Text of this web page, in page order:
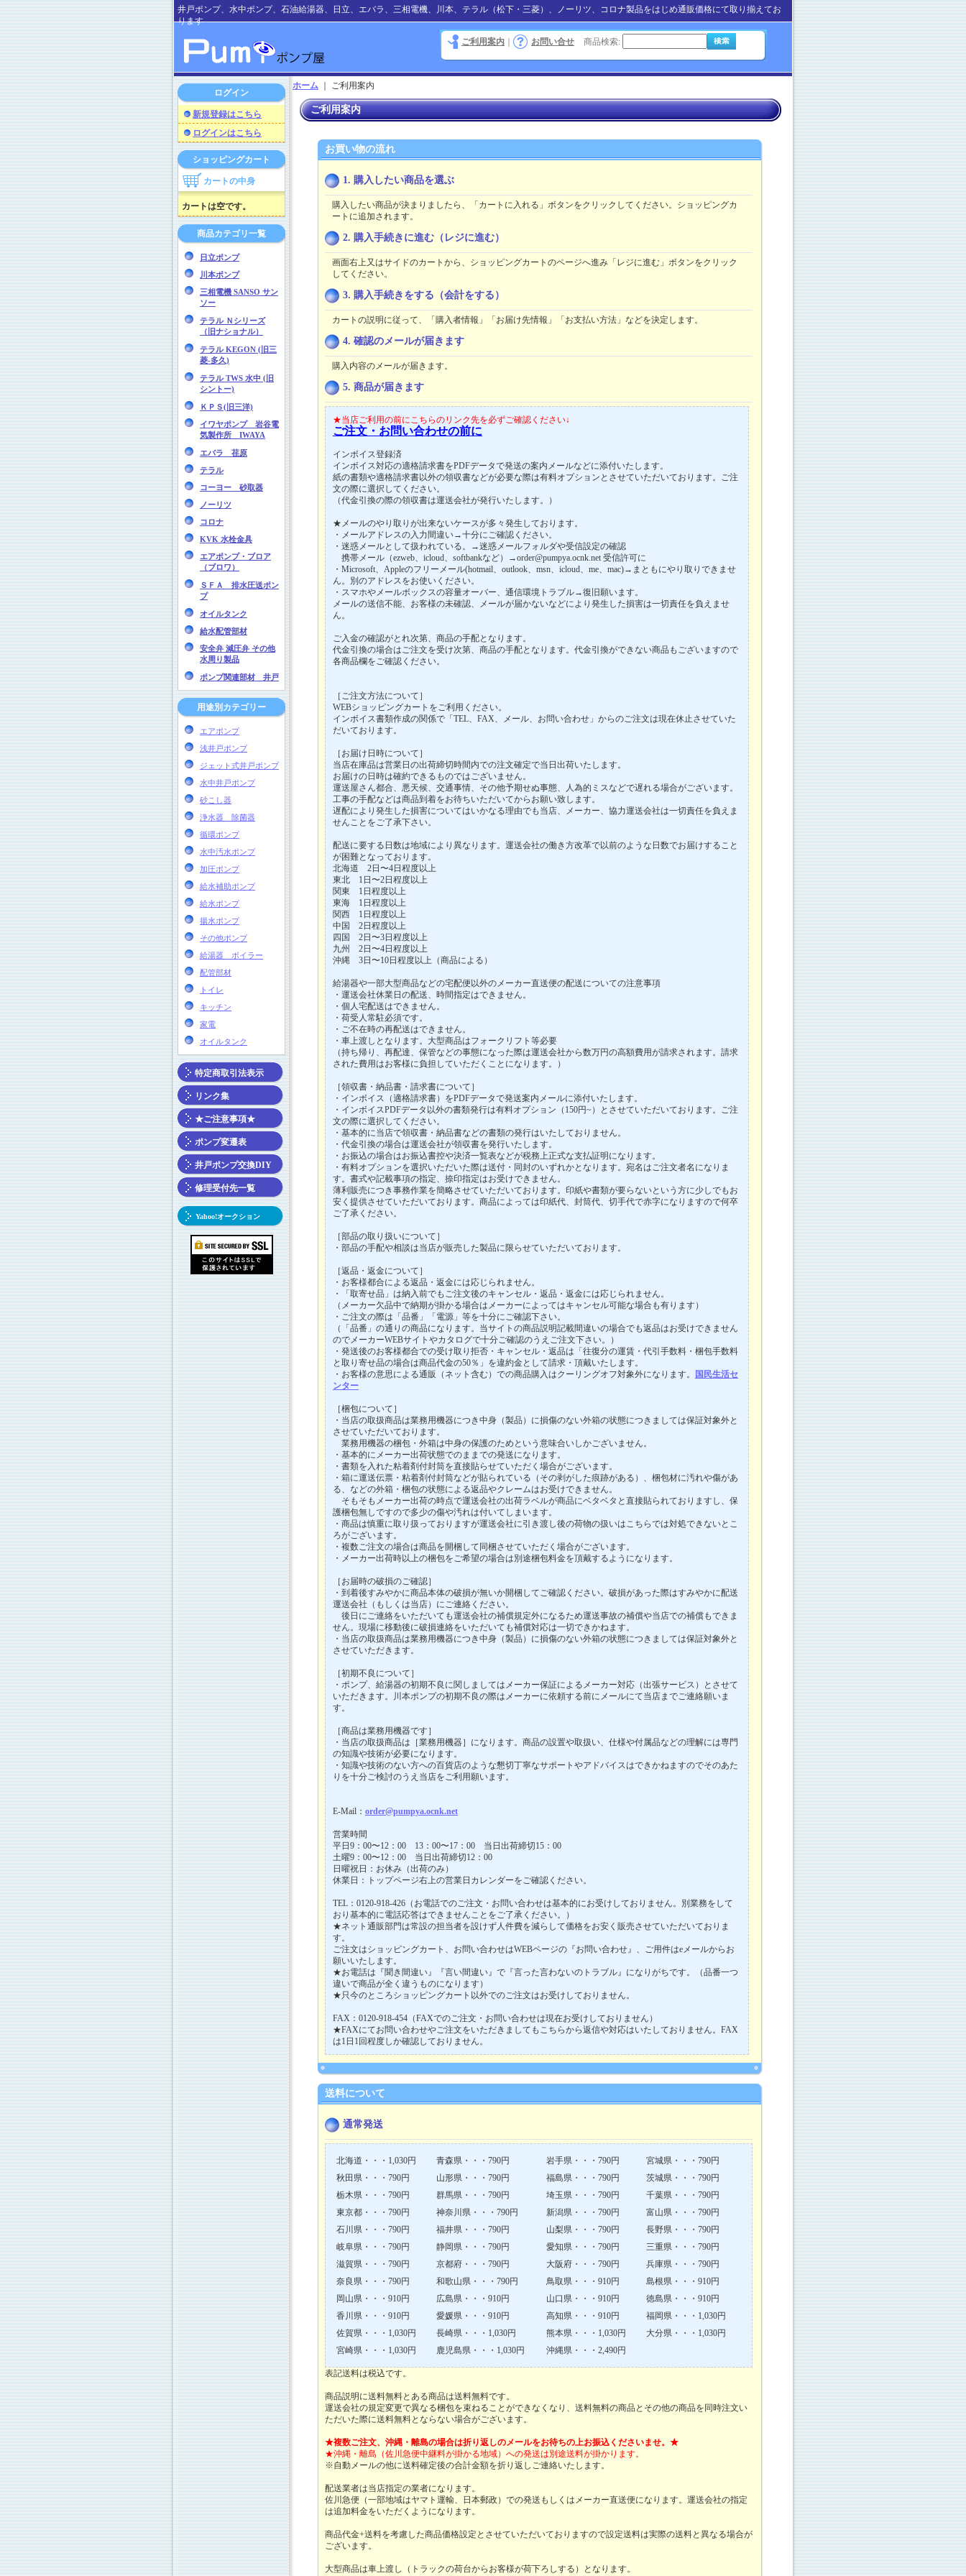
井戸ポンプ、水中ポンプ、石油給湯器、日立、エバラ、三相電機、川本、テラル（松下・三菱）、ノーリツ、コロナ製品をはじめ通販価格にて取り揃えてお
ります
ご利用案内 ｜ お問い合せ 商品検索:
ログイン
新規登録はこちら
ログインはこちら
ショッピングカート
カートの中身
カートは空です。
商品カテゴリ一覧
日立ポンプ
川本ポンプ
三相電機 SANSO サン
ソー
テラル Ｎシリーズ
（旧ナショナル）
テラル KEGON (旧三
菱-多久)
テラル TWS 水中 (旧
シントー)
ＫＰＳ(旧三洋)
イワヤポンプ 岩谷電
気製作所 IWAYA
エバラ 荏原
テラル
コーヨー 砂取器
ノーリツ
コロナ
KVK 水栓金具
エアポンプ・ブロア
（ブロワ）
ＳＦＡ 排水圧送ポン
プ
オイルタンク
給水配管部材
安全弁 減圧弁 その他
水周り製品
ポンプ関連部材 井戸
用途別カテゴリー
エアポンプ
浅井戸ポンプ
ジェット式井戸ポンプ
水中井戸ポンプ
砂こし器
浄水器 除菌器
循環ポンプ
水中汚水ポンプ
加圧ポンプ
給水補助ポンプ
給水ポンプ
揚水ポンプ
その他ポンプ
給湯器 ボイラー
配管部材
トイレ
キッチン
家電
オイルタンク
特定商取引法表示
リンク集
★ご注意事項★
ポンプ変遷表
井戸ポンプ交換DIY
修理受付先一覧
Yahoo!オークション
ホーム ご利用案内
ご利用案内
お買い物の流れ
1. 購入したい商品を選ぶ
購入したい商品が決まりましたら、「カートに入れる」ボタンをクリックしてください。ショッピングカ
ートに追加されます。
2. 購入手続きに進む（レジに進む）
画面右上又はサイドのカートから、ショッピングカートのページへ進み「レジに進む」ボタンをクリック
してください。
3. 購入手続きをする（会計をする）
カートの説明に従って、「購入者情報」「お届け先情報」「お支払い方法」などを決定します。
4. 確認のメールが届きます
購入内容のメールが届きます。
5. 商品が届きます
★当店ご利用の前にこちらのリンク先を必ずご確認ください↓
ご注文・お問い合わせの前に
インボイス登録済
インボイス対応の適格請求書をPDFデータで発送の案内メールなどに添付いたします。
紙の書類や適格請求書以外の領収書などが必要な際は有料オプションとさせていただいております。ご注
文の際に選択してください。
（代金引換の際の領収書は運送会社が発行いたします。）
★メールのやり取りが出来ないケースが多々発生しております。
・メールアドレスの入力間違い→十分にご確認ください。
・迷惑メールとして扱われている。→迷惑メールフォルダや受信設定の確認
携帯メール（ezweb、icloud、softbankなど）→order@pumpya.ocnk.net 受信許可に
・Microsoft、Appleのフリーメール(hotmail、outlook、msn、icloud、me、mac)→まともにやり取りできませ
ん。別のアドレスをお使いください。
・スマホやメールボックスの容量オーバー、通信環境トラブル→復旧願います。
メールの送信不能、お客様の未確認、メールが届かないなどにより発生した損害は一切責任を負えませ
ん。
ご入金の確認がとれ次第、商品の手配となります。
代金引換の場合はご注文を受け次第、商品の手配となります。代金引換ができない商品もございますので
各商品欄をご確認ください。
［ご注文方法について］
WEBショッピングカートをご利用ください。
インボイス書類作成の関係で「TEL、FAX、メール、お問い合わせ」からのご注文は現在休止させていた
だいております。
［お届け日時について］
当店在庫品は営業日の出荷締切時間内での注文確定で当日出荷いたします。
お届けの日時は確約できるものではございません。
運送屋さん都合、悪天候、交通事情、その他予期せぬ事態、人為的ミスなどで遅れる場合がございます。
工事の手配などは商品到着をお待ちいただいてからお願い致します。
遅配により発生した損害についてはいかなる理由でも当店、メーカー、協力運送会社は一切責任を負えま
せんことをご了承下さい。
配送に要する日数は地域により異なります。運送会社の働き方改革で以前のような日数でお届けすること
が困難となっております。
北海道 2日〜4日程度以上
東北 1日〜2日程度以上
関東 1日程度以上
東海 1日程度以上
関西 1日程度以上
中国 2日程度以上
四国 2日〜3日程度以上
九州 2日〜4日程度以上
沖縄 3日〜10日程度以上（商品による）
給湯器や一部大型商品などの宅配便以外のメーカー直送便の配送についての注意事項
・運送会社休業日の配送、時間指定はできません。
・個人宅配送はできません。
・荷受人常駐必須です。
・ご不在時の再配送はできません。
・車上渡しとなります。大型商品はフォークリフト等必要
（持ち帰り、再配達、保管などの事態になった際は運送会社から数万円の高額費用が請求されます。請求
された費用はお客様に負担していただくことになります。）
［領収書・納品書・請求書について］
・インボイス（適格請求書）をPDFデータで発送案内メールに添付いたします。
・インボイスPDFデータ以外の書類発行は有料オプション（150円~）とさせていただいております。ご注
文の際に選択してください。
・基本的に当店で領収書・納品書などの書類の発行はいたしておりません。
・代金引換の場合は運送会社が領収書を発行いたします。
・お振込の場合はお振込書控や決済一覧表などが税務上正式な支払証明になります。
・有料オプションを選択いただいた際は送付・同封のいずれかとなります。宛名はご注文者名になりま
す。書式や記載事項の指定、捺印指定はお受けできません。
薄利販売につき事務作業を簡略させていただいております。印紙や書類が要らないという方に少しでもお
安く提供させていただいております。商品によっては印紙代、封筒代、切手代で赤字になりますので何卒
ご了承ください。
［部品の取り扱いについて］
・部品の手配や相談は当店が販売した製品に限らせていただいております。
［返品・返金について］
・お客様都合による返品・返金には応じられません。
・「取寄せ品」は納入前でもご注文後のキャンセル・返品・返金には応じられません。
（メーカー欠品中で納期が掛かる場合はメーカーによってはキャンセル可能な場合も有ります）
・ご注文の際は「品番」「電源」等を十分にご確認下さい。
（「品番」の通りの商品になります。当サイトの商品説明記載間違いの場合でも返品はお受けできません
のでメーカーWEBサイトやカタログで十分ご確認のうえご注文下さい。）
・発送後のお客様都合での受け取り拒否・キャンセル・返品は「往復分の運賃・代引手数料・梱包手数料
と取り寄せ品の場合は商品代金の50％」を違約金として請求・頂戴いたします。
・お客様の意思による通販（ネット含む）での商品購入はクーリングオフ対象外になります。
国民生活セ
ンター
［梱包について］
・当店の取扱商品は業務用機器につき中身（製品）に損傷のない外箱の状態につきましては保証対象外と
させていただいております。
業務用機器の梱包・外箱は中身の保護のためという意味合いしかございません。
・基本的にメーカー出荷状態でのままでの発送になります。
・書類を入れた粘着剤付封筒を直接貼らせていただく場合がございます。
・箱に運送伝票・粘着剤付封筒などが貼られている（その剥がした痕跡がある）、梱包材に汚れや傷があ
る、などの外箱・梱包の状態による返品やクレームはお受けできません。
そもそもメーカー出荷の時点で運送会社の出荷ラベルが商品にベタベタと直接貼られておりますし、保
護梱包無しですので多少の傷や汚れは付いてしまいます。
・商品は慎重に取り扱っておりますが運送会社に引き渡し後の荷物の扱いはこちらでは対処できないとこ
ろがございます。
・複数ご注文の場合は商品を開梱して同梱させていただく場合がございます。
・メーカー出荷時以上の梱包をご希望の場合は別途梱包料金を頂戴するようになります。
［お届時の破損のご確認］
・到着後すみやかに商品本体の破損が無いか開梱してご確認ください。破損があった際はすみやかに配送
運送会社（もしくは当店）にご連絡ください。
後日にご連絡をいただいても運送会社の補償規定外になるため運送事故の補償や当店での補償もできま
せん。現場に移動後に破損連絡をいただいても補償対応は一切できかねます。
・当店の取扱商品は業務用機器につき中身（製品）に損傷のない外箱の状態につきましては保証対象外と
させていただきます。
［初期不良について］
・ポンプ、給湯器の初期不良に関しましてはメーカー保証によるメーカー対応（出張サービス）とさせて
いただきます。川本ポンプの初期不良の際はメーカーに依頼する前にメールにて当店までご連絡願いま
す。
［商品は業務用機器です］
・当店の取扱商品は［業務用機器］になります。商品の設置や取扱い、仕様や付属品などの理解には専門
の知識や技術が必要になります。
・知識や技術のない方への百貨店のような懇切丁寧なサポートやアドバイスはできかねますのでそのあた
りを十分ご検討のうえ当店をご利用願います。
E-Mail： order@pumpya.ocnk.net
営業時間
平日9：00〜12：00 13：00〜17：00 当日出荷締切15：00
土曜9：00〜12：00 当日出荷締切12：00
日曜祝日：お休み（出荷のみ）
休業日：トップページ右上の営業日カレンダーをご確認ください。
TEL：0120-918-426（お電話でのご注文・お問い合わせは基本的にお受けしておりません。別業務をして
おり基本的に電話応答はできませんことをご了承ください。）
★ネット通販部門は常設の担当者を設けず人件費を減らして価格をお安く販売させていただいておりま
す。
ご注文はショッピングカート、お問い合わせはWEBページの『お問い合わせ』、ご用件はeメールからお
願いいたします。
★お電話は『聞き間違い』『言い間違い』で『言った言わないのトラブル』になりがちです。（品番一つ
違いで商品が全く違うものになります）
★只今のところショッピングカート以外でのご注文はお受けしておりません。
FAX：0120-918-454（FAXでのご注文・お問い合わせは現在お受けしておりません）
★FAXにてお問い合わせやご注文をいただきましてもこちらから返信や対応はいたしておりません。FAX
は1日1回程度しか確認しておりません。
送料について
通常発送
北海道・・・1,030円 青森県・・・790円 岩手県・・・790円
宮城県・・・790円
秋田県・・・790円
山形県・・・790円 福島県・・・790円
茨城県・・・790円
栃木県・・・790円
群馬県・・・790円 埼玉県・・・790円
千葉県・・・790円
東京都・・・790円
神奈川県・・・790円 新潟県・・・790円
富山県・・・790円
石川県・・・790円
福井県・・・790円 山梨県・・・790円
長野県・・・790円
岐阜県・・・790円
静岡県・・・790円 愛知県・・・790円
三重県・・・790円
滋賀県・・・790円
京都府・・・790円 大阪府・・・790円
兵庫県・・・790円
奈良県・・・790円
和歌山県・・・790円 鳥取県・・・910円
島根県・・・910円
岡山県・・・910円
広島県・・・910円 山口県・・・910円
徳島県・・・910円
香川県・・・910円
愛媛県・・・910円 高知県・・・910円
福岡県・・・1,030円
佐賀県・・・1,030円
長崎県・・・1,030円 熊本県・・・1,030円
大分県・・・1,030円
宮崎県・・・1,030円
鹿児島県・・・1,030円 沖縄県・・・2,490円
表記送料は税込です。
商品説明に送料無料とある商品は送料無料です。
運送会社の規定変更で異なる梱包を束ねることができなくなり、送料無料の商品とその他の商品を同時注文い
ただいた際に送料無料とならない場合がございます。
★複数ご注文、沖縄・離島の場合は折り返しのメールをお待ちの上お振込くださいませ。★
★沖縄・離島（佐川急便中継料が掛かる地域）への発送は別途送料が掛かります。
※自動メールの他に送料確定後の合計金額を折り返しご連絡いたします。
配送業者は当店指定の業者になります。
佐川急便（一部地域はヤマト運輸、日本郵政）での発送もしくはメーカー直送便になります。運送会社の指定
は追加料金をいただくようになります。
商品代金+送料を考慮した商品価格設定とさせていただいておりますので設定送料は実際の送料と異なる場合が
ございます。
大型商品は車上渡し（トラックの荷台からお客様が荷下ろしする）となります。